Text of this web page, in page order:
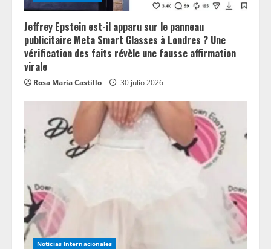
Jeffrey Epstein est-il apparu sur le panneau
publicitaire Meta Smart Glasses à Londres ? Une
vérification des faits révèle une fausse affirmation
virale
Rosa María Castillo 30 julio 2026
Noticias Internacionales